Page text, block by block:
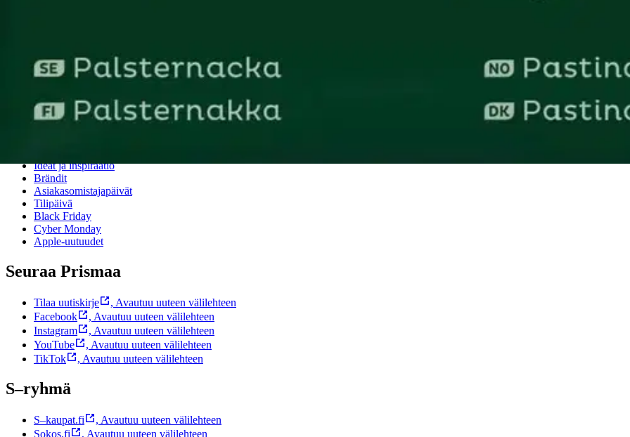
Prisma-myymälöiden yhteystiedot
Mikä on Prisma?
Muuta evästeasetuksia
Ideat ja inspiraatio
Brändit
Asiakasomistajapäivät
Tilipäivä
Black Friday
Cyber Monday
Apple-uutuudet
Seuraa Prismaa
Tilaa uutiskirje , Avautuu uuteen välilehteen
Facebook
, Avautuu uuteen välilehteen
Instagram
, Avautuu uuteen välilehteen
YouTube
, Avautuu uuteen välilehteen
TikTok
, Avautuu uuteen välilehteen
S–ryhmä
S–kaupat.fi , Avautuu uuteen välilehteen
Sokos.fi
, Avautuu uuteen välilehteen